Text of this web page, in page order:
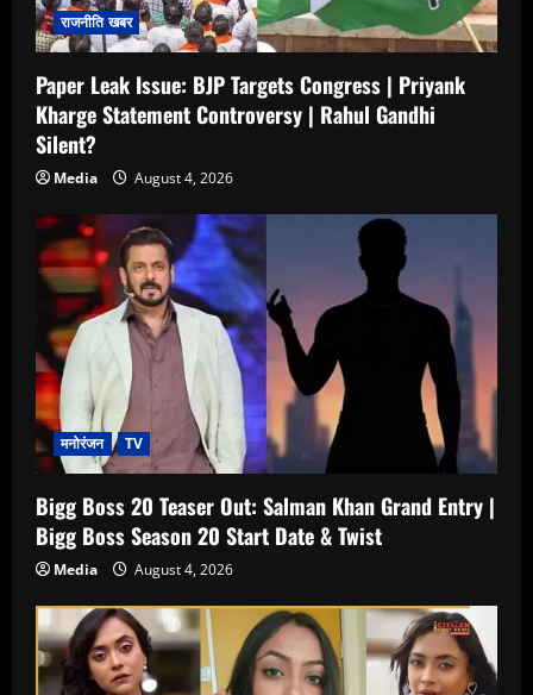
राजनीति खबर
Paper Leak Issue: BJP Targets Congress | Priyank
Kharge Statement Controversy | Rahul Gandhi
Silent?
Media August 4, 2026
मनोरंजन TV
Bigg Boss 20 Teaser Out: Salman Khan Grand Entry |
Bigg Boss Season 20 Start Date & Twist
Media August 4, 2026